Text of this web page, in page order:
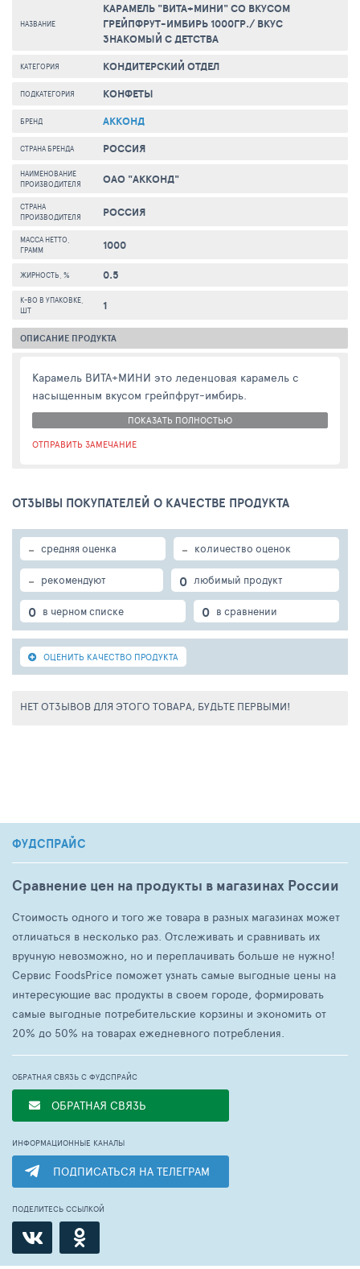
НАЗВАНИЕ
КАРАМЕЛЬ "ВИТА+МИНИ" СО ВКУСОМ
ГРЕЙПФРУТ-ИМБИРЬ 1000ГР./ ВКУС
ЗНАКОМЫЙ С ДЕТСТВА
КАТЕГОРИЯ КОНДИТЕРСКИЙ ОТДЕЛ
ПОДКАТЕГОРИЯ КОНФЕТЫ
БРЕНД АККОНД
СТРАНА БРЕНДА РОССИЯ
НАИМЕНОВАНИЕ
ПРОИЗВОДИТЕЛЯ
ОАО "АККОНД"
СТРАНА
ПРОИЗВОДИТЕЛЯ
РОССИЯ
МАССА НЕТТО,
ГРАММ
1000
ЖИРНОСТЬ, % 0.5
К-ВО В УПАКОВКЕ,
ШТ
1
ОПИСАНИЕ ПРОДУКТА
Карамель ВИТА+МИНИ это леденцовая карамель с
насыщенным вкусом грейпфрут-имбирь.
ПОКАЗАТЬ ПОЛНОСТЬЮ
ОТПРАВИТЬ ЗАМЕЧАНИЕ
ОТЗЫВЫ ПОКУПАТЕЛЕЙ О КАЧЕСТВЕ ПРОДУКТА
- средняя оценка - количество оценок
- рекомендуют 0 любимый продукт
0 в черном списке 0 в сравнении
ОЦЕНИТЬ КАЧЕСТВО ПРОДУКТА
НЕТ ОТЗЫВОВ ДЛЯ ЭТОГО ТОВАРА, БУДЬТЕ ПЕРВЫМИ!
ФУДСПРАЙС
Сравнение цен на продукты в магазинах России
Стоимость одного и того же товара в разных магазинах может
отличаться в несколько раз. Отслеживать и сравнивать их
вручную невозможно, но и переплачивать больше не нужно!
Сервис FoodsPrice поможет узнать самые выгодные цены на
интересующие вас продукты в своем городе, формировать
самые выгодные потребительские корзины и экономить от
20% до 50% на товарах ежедневного потребления.
ОБРАТНАЯ СВЯЗЬ С ФУДСПРАЙС
ОБРАТНАЯ СВЯЗЬ
ИНФОРМАЦИОННЫЕ КАНАЛЫ
ПОДПИСАТЬСЯ НА ТЕЛЕГРАМ
ПОДЕЛИТЕСЬ ССЫЛКОЙ